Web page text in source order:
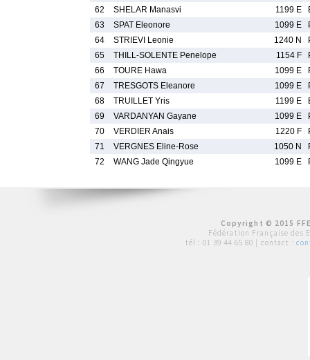
62
SHELAR Manasvi 1199 E
63
SPAT Eleonore 1099 E
64
STRIEVI Leonie 1240 N
65
THILL-SOLENTE Penelope 1154 F
66
TOURE Hawa 1099 E
67
TRESGOTS Eleanore 1099 E
68
TRUILLET Yris 1199 E
69
VARDANYAN Gayane 1099 E
70
VERDIER Anais 1220 F
71
VERGNES Eline-Rose 1050 N
72
WANG Jade Qingyue 1099 E
Copyright © 2015
Fédération Française des
tél : 01 39 44 65 80 | contact :